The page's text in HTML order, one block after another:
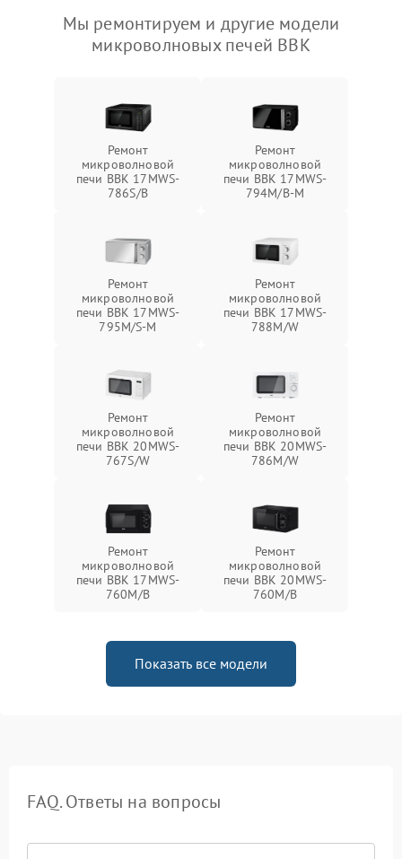
Мы ремонтируем и другие модели
микроволновых печей BBK
Ремонт
микроволновой
печи BBK 17MWS-
786S/B
Ремонт
микроволновой
печи BBK 17MWS-
794M/B-M
Ремонт
микроволновой
печи BBK 17MWS-
795M/S-M
Ремонт
микроволновой
печи BBK 17MWS-
788M/W
Ремонт
микроволновой
печи BBK 20MWS-
767S/W
Ремонт
микроволновой
печи BBK 20MWS-
786M/W
Ремонт
микроволновой
печи BBK 17MWS-
760M/B
Ремонт
микроволновой
печи BBK 20MWS-
760M/B
Показать все модели
FAQ. Ответы на вопросы